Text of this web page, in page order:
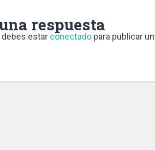
respuesta
debes estar conectadopara publicar